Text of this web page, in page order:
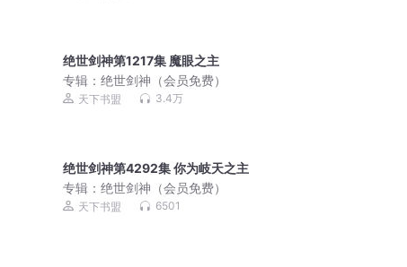
绝世剑神第1217集 魔眼之主
专辑：绝世剑神（会员免费）
天下书盟 3.4万
绝世剑神第4292集 你为岐天之主
专辑：绝世剑神（会员免费）
天下书盟 6501